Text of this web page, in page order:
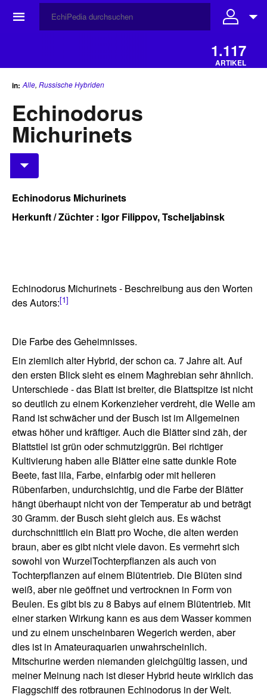
☰
1.117
ARTIKEL
in: Alle, Russische Hybriden
Echinodorus
Michurinets
Echinodorus Michurinets
Herkunft / Züchter : Igor Filippov, Tscheljabinsk
Echinodorus Michurinets - Beschreibung aus den Worten
des Autors:[1]
Die Farbe des Geheimnisses.
Ein ziemlich alter Hybrid, der schon ca. 7 Jahre alt. Auf
den ersten Blick sieht es einem Maghrebian sehr ähnlich.
Unterschiede - das Blatt ist breiter, die Blattspitze ist nicht
so deutlich zu einem Korkenzieher verdreht, die Welle am
Rand ist schwächer und der Busch ist im Allgemeinen
etwas höher und kräftiger. Auch die Blätter sind zäh, der
Blattstiel ist grün oder schmutziggrün. Bei richtiger
Kultivierung haben alle Blätter eine satte dunkle Rote
Beete, fast lila, Farbe, einfarbig oder mit helleren
Rübenfarben, undurchsichtig, und die Farbe der Blätter
hängt überhaupt nicht von der Temperatur ab und beträgt
30 Gramm. der Busch sieht gleich aus. Es wächst
durchschnittlich ein Blatt pro Woche, die alten werden
braun, aber es gibt nicht viele davon. Es vermehrt sich
sowohl von WurzelTochterpflanzen als auch von
Tochterpflanzen auf einem Blütentrieb. Die Blüten sind
weiß, aber nie geöffnet und vertrocknen in Form von
Beulen. Es gibt bis zu 8 Babys auf einem Blütentrieb. Mit
einer starken Wirkung kann es aus dem Wasser kommen
und zu einem unscheinbaren Wegerich werden, aber
dies ist in Amateuraquarien unwahrscheinlich.
Mitschurine werden niemanden gleichgültig lassen, und
meiner Meinung nach ist dieser Hybrid heute wirklich das
Flaggschiff des rotbraunen Echinodorus in der Welt.